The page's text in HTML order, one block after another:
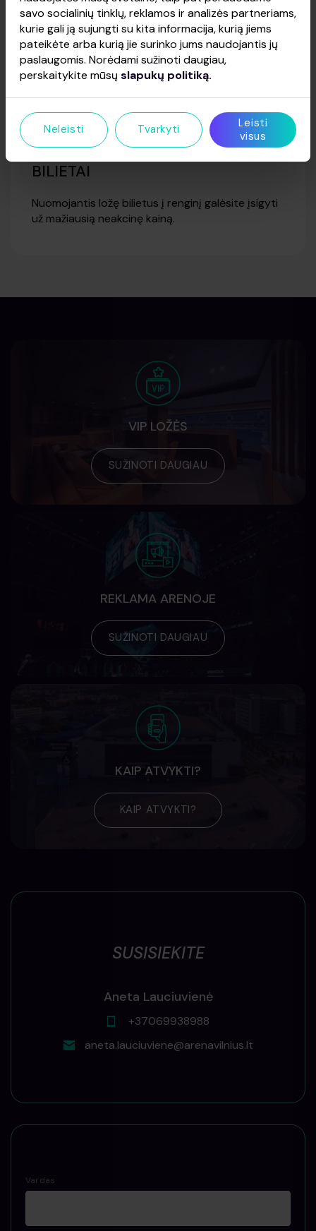
BILIETAI
Nuomojantis ložę bilietus į renginį galėsite įsigyti
už mažiausią neakcinę kainą.
VIP LOŽĖS
SUŽINOTI DAUGIAU
REKLAMA ARENOJE
SUŽINOTI DAUGIAU
KAIP ATVYKTI?
KAIP ATVYKTI?
SUSISIEKITE
Aneta Lauciuvienė
+37069938988
aneta.lauciuviene@arenavilnius.lt
Vardas
savo socialinių tinklų, reklamos ir analizės partneriams,
kurie gali ją sujungti su kita informacija, kurią jiems
pateikėte arba kurią jie surinko jums naudojantis jų
paslaugomis. Norėdami sužinoti daugiau,
perskaitykite mūsų slapukų politiką.
Neleisti Tvarkyti
Leisti
visus